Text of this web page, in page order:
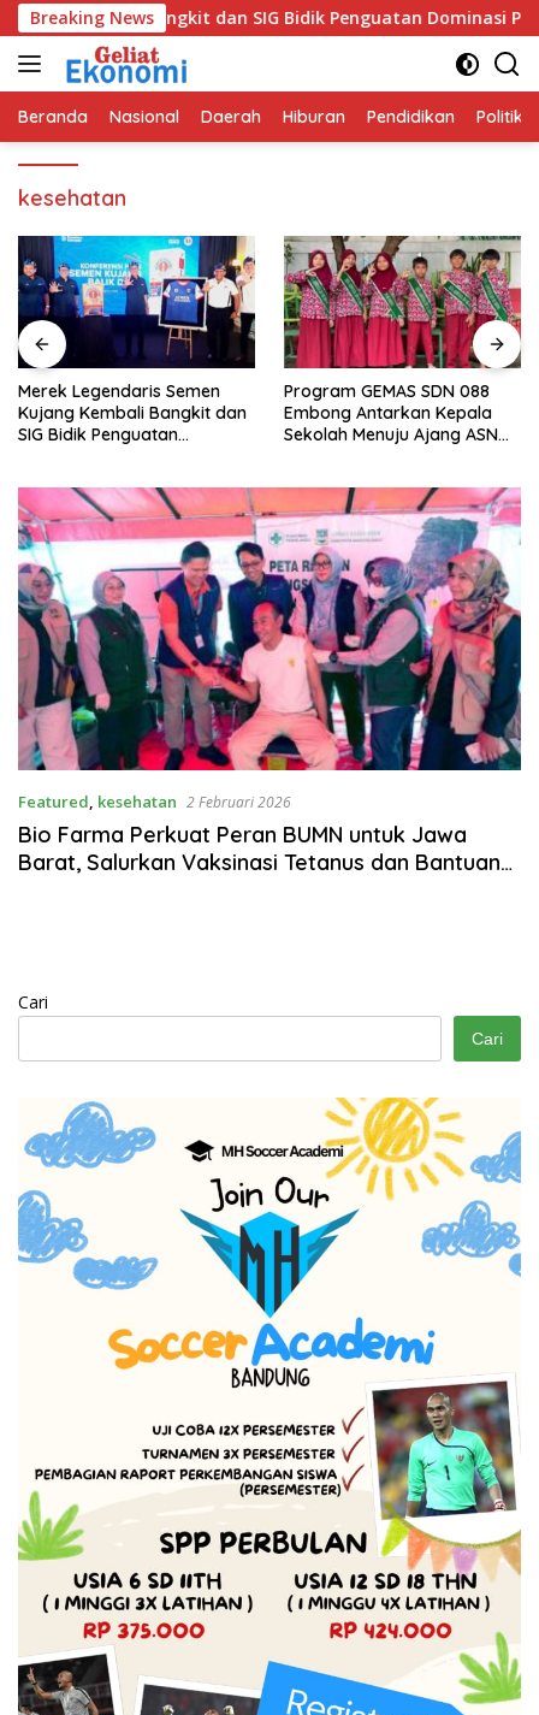
Langsung
ke
konten
Breaking News
Kembali Bangkit dan SIG Bidik Penguatan Dominasi Pasar di
Beranda Nasional Daerah Hiburan Pendidikan Politik
kesehatan
Merek Legendaris Semen
Kujang Kembali Bangkit dan
SIG Bidik Penguatan
Program GEMAS SDN 088
Embong Antarkan Kepala
Sekolah Menuju Ajang ASN
Featured, kesehatan 2 Februari 2026
Bio Farma Perkuat Peran BUMN untuk Jawa
Barat, Salurkan Vaksinasi Tetanus dan Bantuan
Cari
Cari